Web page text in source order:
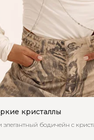
кристаллы
бодичейн с